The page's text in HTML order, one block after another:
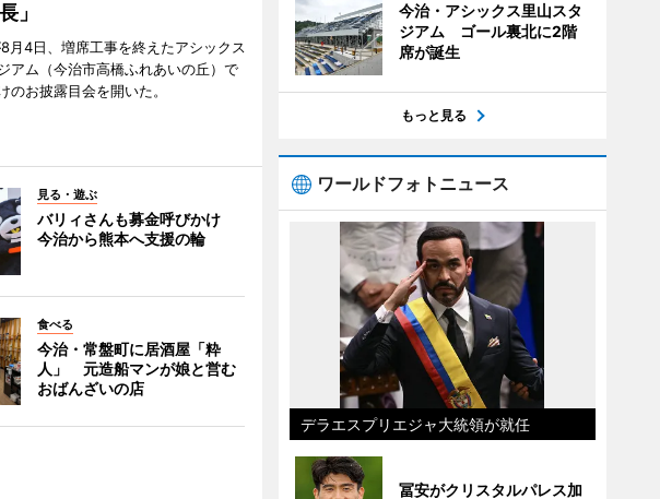
」
月4日、増席工事を終えたアシックス
アム（今治市高橋ふれあいの丘）で
のお披露目会を開いた。
見る・遊ぶ
バリィさんも募金呼びかけ
今治から熊本へ支援の輪
食べる
今治・常盤町に居酒屋「粋
人」 元造船マンが娘と営む
おばんざいの店
今治・アシックス里山スタ
ジアム ゴール裏北に2階
席が誕生
もっと見る
ワールドフォトニュース
デラエスプリエジャ大統領が就任
冨安がクリスタルパレス加